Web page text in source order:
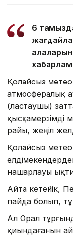
6
Қолайсыз
атмосфералық
(ластаушы)
қысқамерзімді
райы, жеңіл
Қолайсыз
нашарлауы
Айта кетейік,
пайда болып,
Ал Орал
қиындағанын